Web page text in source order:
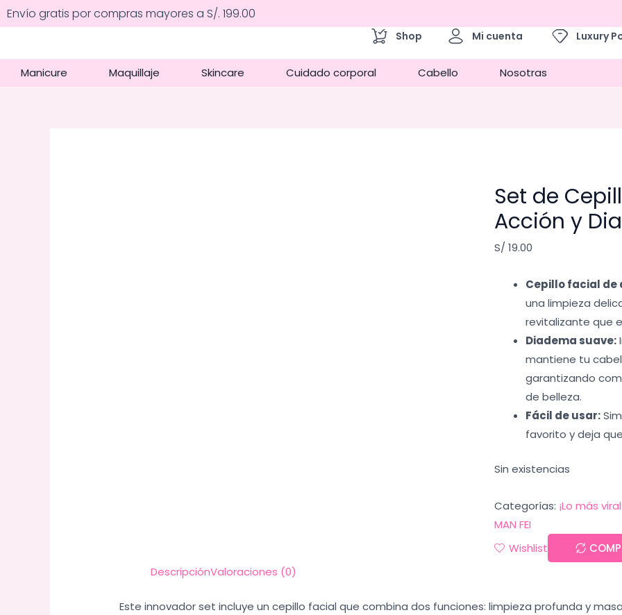
al
Envío gratis por compras mayores a S/. 199.00
Shop Mi cuenta Luxury
Manicure Maquillaje Skincare Cuidado corporal Cabello Nosotras
Set de
Acción y
S/ 19.00
Cepillo facial de
una limpieza
revitalizante que
Diadema suave:
mantiene tu
garantizando
de belleza.
Fácil de usar:
favorito y deja
Sin existencias
Categorías: ¡Lo más
MAN FEI
Wishlist
DescripciónValoraciones (0)
Este innovador set incluye un cepillo facial que combina dos funciones: limpieza profunda y